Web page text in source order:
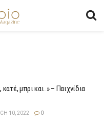
μπρι και..» – Παιχνίδια
10, 2022 0